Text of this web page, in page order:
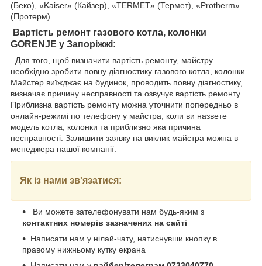
(Беко), «Kaiser» (Кайзер), «TERMET» (Термет), «Protherm»
(Протерм)
Вартість ремонт газового котла, колонки
GORENJE у Запоріжжі:
Для того, щоб визначити вартість ремонту, майстру
необхідно зробити повну діагностику газового котла, колонки.
Майстер виїжджає на будинок, проводить повну діагностику,
визначає причину несправності та озвучує вартість ремонту.
Приблизна вартість ремонту можна уточнити попередньо в
онлайн-режимі по телефону у майстра, коли ви назвете
модель котла, колонки та приблизно яка причина
несправності. Залишити заявку на виклик майстра можна в
менеджера нашої компанії.
Як із нами зв'язатися:
Ви можете зателефонувати нам будь-яким з
контактних номерів зазначених на сайті
Написати нам у нілай-чату, натиснувши кнопку в
правому нижньому кутку екрана